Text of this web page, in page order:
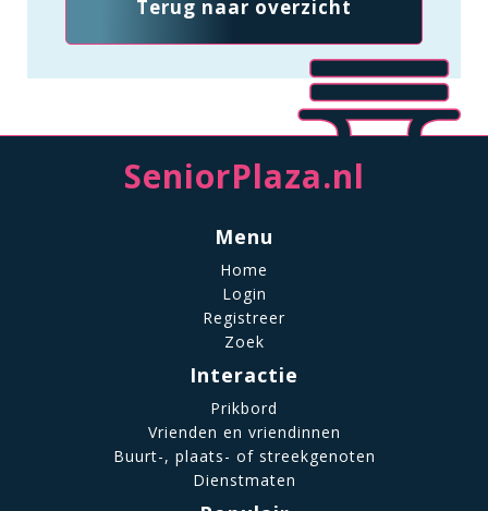
Terug naar overzicht
SeniorPlaza.nl
Menu
Home
Login
Registreer
Zoek
Interactie
Prikbord
Vrienden en vriendinnen
Buurt-, plaats- of streekgenoten
Dienstmaten